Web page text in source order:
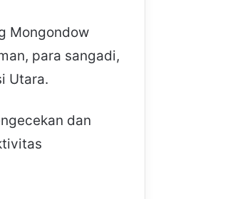
Mongondow
para sangadi,
Utara.
dan